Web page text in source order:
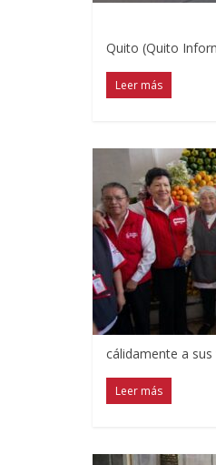
Quito (Quito
Leer más
cálidamente a
Leer más